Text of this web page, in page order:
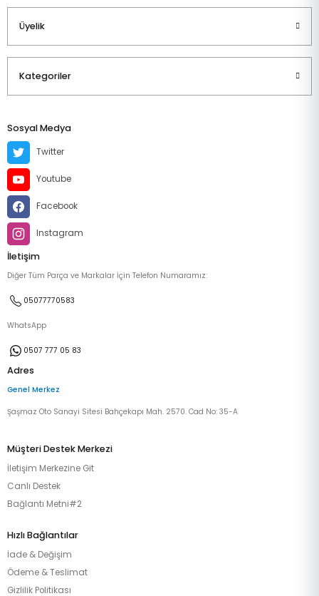
Üyelik
Kategoriler
Sosyal Medya
Twitter
Youtube
Facebook
Instagram
İletişim
Diğer Tüm Parça ve Markalar İçin Telefon Numaramız:
05077770583
WhatsApp
0507 777 05 83
Adres
Genel Merkez
Şaşmaz Oto Sanayi Sitesi Bahçekapı Mah. 2570. Cad No: 35-A
Müşteri Destek Merkezi
İletişim Merkezine Git
Canlı Destek
Bağlantı Metni#2
Hızlı Bağlantılar
İade & Değişim
Ödeme & Teslimat
Gizlilik Politikası